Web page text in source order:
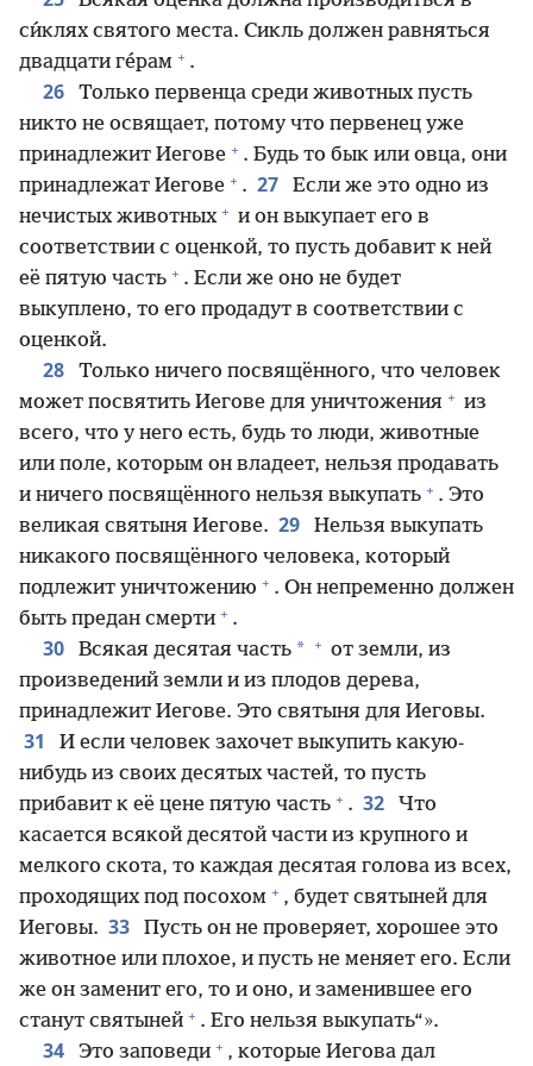
си́клях святого места. Сикль должен равняться
двадцати ге́рам + .
26
Только первенца среди животных пусть
никто не освящает, потому что первенец уже
принадлежит Иегове + . Будь то бык или овца, они
принадлежат Иегове + . 27
Если же это одно из
нечистых животных + и он выкупает его в
соответствии с оценкой, то пусть добавит к ней
её пятую часть + . Если же оно не будет
выкуплено, то его продадут в соответствии с
оценкой.
28
Только ничего посвящённого, что человек
может посвятить Иегове для уничтожения + из
всего, что у него есть, будь то люди, животные
или поле, которым он владеет, нельзя продавать
и ничего посвящённого нельзя выкупать + . Это
великая святыня Иегове. 29
Нельзя выкупать
никакого посвящённого человека, который
подлежит уничтожению + . Он непременно должен
быть предан смерти + .
30 Всякая десятая часть * + от земли, из
произведений земли и из плодов дерева,
принадлежит Иегове. Это святыня для Иеговы.
31
И если человек захочет выкупить какую-
нибудь из своих десятых частей, то пусть
прибавит к её цене пятую часть + . 32
Что
касается всякой десятой части из крупного и
мелкого скота, то каждая десятая голова из всех,
проходящих под посохом + , будет святыней для
Иеговы. 33
Пусть он не проверяет, хорошее это
животное или плохое, и пусть не меняет его. Если
же он заменит его, то и оно, и заменившее его
станут святыней + . Его нельзя выкупать“».
34 Это заповеди + , которые Иегова дал